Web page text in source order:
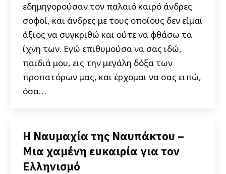
εδημηγορούσαν τον παλαιό καιρό άνδρες
σοφοί, και άνδρες με τους οποίους δεν είμαι
άξιος να συγκριθώ και ούτε να φθάσω τα
ίχνη των. Εγώ επιθυμούσα να σας ιδώ,
παιδιά μου, εις την μεγάλη δόξα των
προπατόρων μας, και έρχομαι να σας ειπώ,
όσα…
Η Ναυμαχία της Ναυπάκτου –
Μια χαμένη ευκαιρία για τον
Ελληνισμό